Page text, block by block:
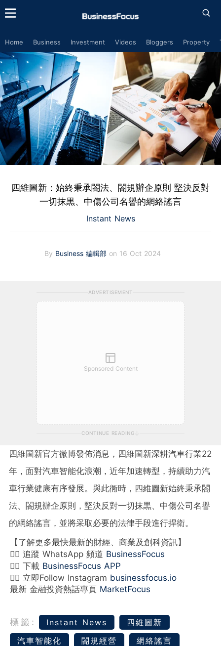
Home Business Investment Videos Bloggers Property
四維圖新：始終秉承閤法、閤規辦企原則 堅決反對
一切抹黒、中傷公司名譽的網絡謠言
Instant News
By Business 編輯部 on 16 Oct 2024
ADVERTISEMENT
Sponsored Content
CONTINUE READING
四維圖新官方微博發佈消息，四維圖新深耕汽車行業22
年，面對汽車智能化浪潮，近年加速轉型，持續助力汽
車行業健康有序發展。與此衕時，四維圖新始終秉承閤
法、閤規辦企原則，堅決反對一切抹黒、中傷公司名譽
的網絡謠言，並將采取必要的法律手段進行捍衛。
【了解更多最快最新的財經、商業及創科資訊】
👉🏻 追蹤 WhatsApp 頻道 BusinessFocus
👉🏻 下載 BusinessFocus APP
👉🏻 立即Follow Instagram businessfocus.io
最新 金融投資熱話專頁 MarketFocus
標籤: Instant News
四維圖新
汽車智能化
閤規經營 網絡謠言